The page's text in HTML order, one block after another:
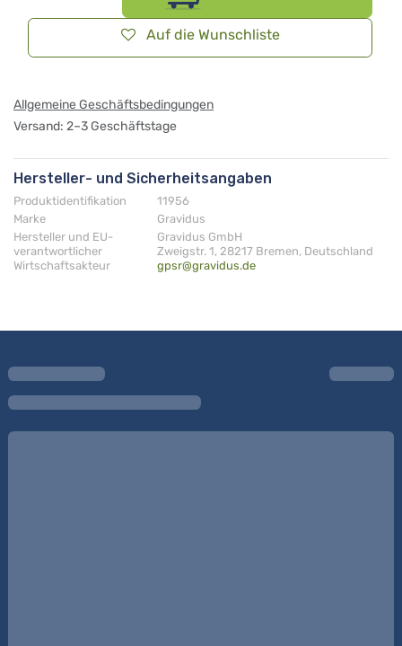
Auf die Wunschliste
Allgemeine Geschäftsbedingungen
Versand: 2–3 Geschäftstage
Hersteller- und Sicherheitsangaben
Produktidentifikation
11956
Marke
Gravidus
Hersteller und EU-
verantwortlicher
Wirtschaftsakteur
Gravidus GmbH
Zweigstr. 1, 28217 Bremen, Deutschland
gpsr@gravidus.de